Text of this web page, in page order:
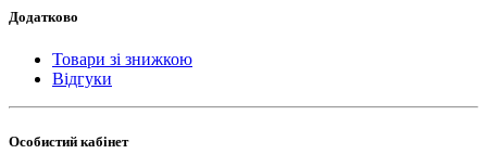
Додатково
Товари зі знижкою
Відгуки
Особистий кабінет